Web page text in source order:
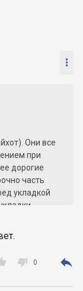

Они все
при
дорогие
часть
укладкой
сетку против
И на
 0 